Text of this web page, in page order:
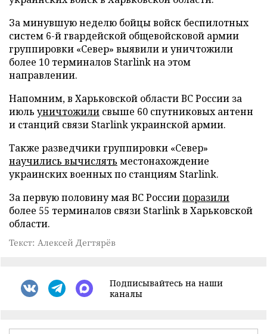
За минувшую неделю бойцы войск беспилотных
систем 6-й гвардейской общевойсковой армии
группировки «Север» выявили и уничтожили
более 10 терминалов Starlink на этом
направлении.
Напомним, в Харьковской области ВС России за
июль уничтожили свыше 60 спутниковых антенн
и станций связи Starlink украинской армии.
Также разведчики группировки «Север»
научились вычислять местонахождение
украинских военных по станциям Starlink.
За первую половину мая ВС Россиипоразили
более 55 терминалов связи Starlink в Харьковской
области.
Текст: Алексей Дегтярёв
Подписывайтесь на наши
каналы